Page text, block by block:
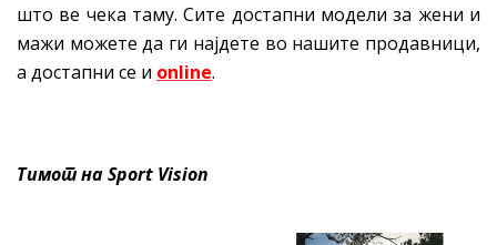
што ве чека таму. Сите достапни модели за жени и
мажи можете да ги најдете во нашите продавници,
а достапни се и online.
Тимот на Sport Vision